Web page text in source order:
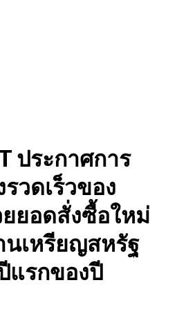
ประกาศการ
วดเร็วของ
ยอดสั่งซื้อใหม่
นเหรียญสหรัฐ
แรกของปี